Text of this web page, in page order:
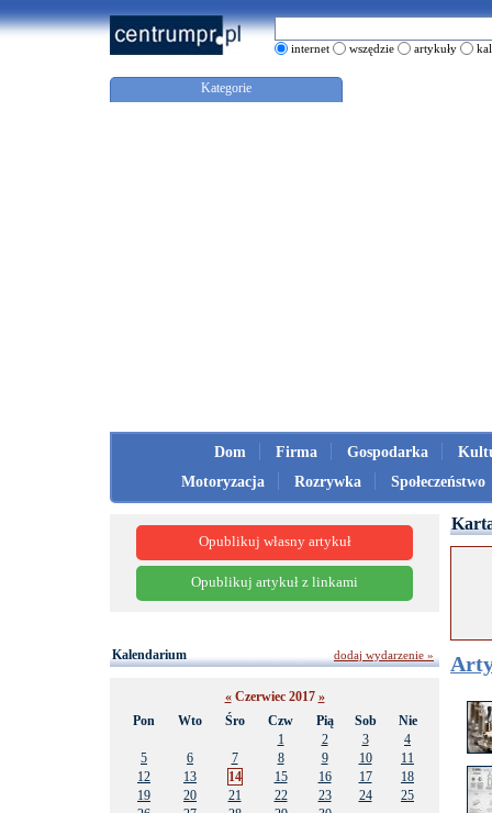
internet wszędzie artykuły
Kategorie
Dom Firma Gospodarka
Motoryzacja
Rozrywka Społeczeństwo
Opublikuj własny artykuł
Opublikuj artykuł z linkami
Kalendarium
«Czerwiec 2017 »
Pon
Wto Śro Czw Pią Sob
Nie
1
2 3
4
5
6 7 8 9 10
11
12
13 14 15 16 17
18
19
20 21 22 23 24
25
dodaj wydarzenie »